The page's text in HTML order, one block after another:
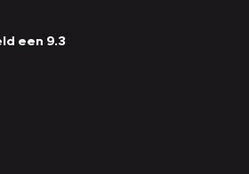
een 9.3